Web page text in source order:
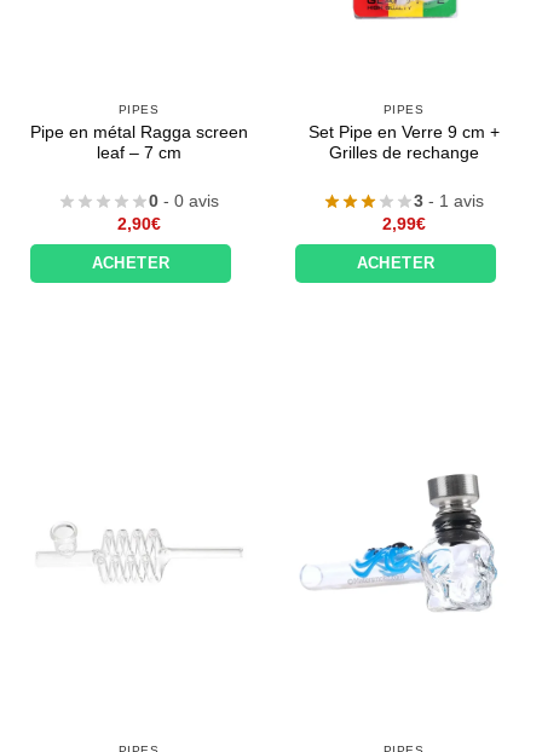
PIPES
Pipe en métal Ragga screen
leaf – 7 cm
0 - 0 avis
2,90€
ACHETER
PIPES
Set Pipe en Verre 9 cm +
Grilles de rechange
3 - 1 avis
2,99€
ACHETER